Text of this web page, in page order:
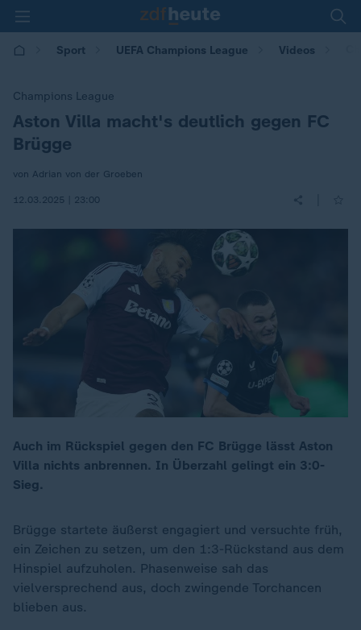
Sport UEFA Champions League Videos
Champions League
:
Aston Villa macht's deutlich gegen FC
Brügge
von Adrian von der Groeben
12.03.2025 | 23:00
Auch im Rückspiel gegen den FC Brügge lässt Aston
Villa nichts anbrennen. In Überzahl gelingt ein 3:0-
Sieg.
Brügge startete äußerst engagiert und versuchte früh,
ein Zeichen zu setzen, um den 1:3-Rückstand aus dem
Hinspiel aufzuholen. Phasenweise sah das
vielversprechend aus, doch zwingende Torchancen
blieben aus.